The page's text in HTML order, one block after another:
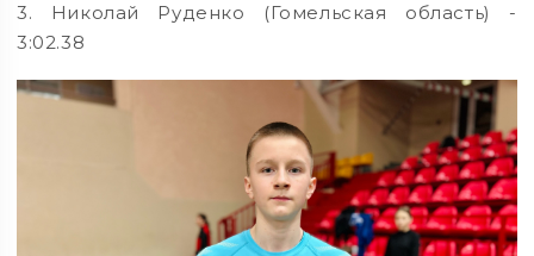
3. Николай Руденко (Гомельская область) -
3:02.38